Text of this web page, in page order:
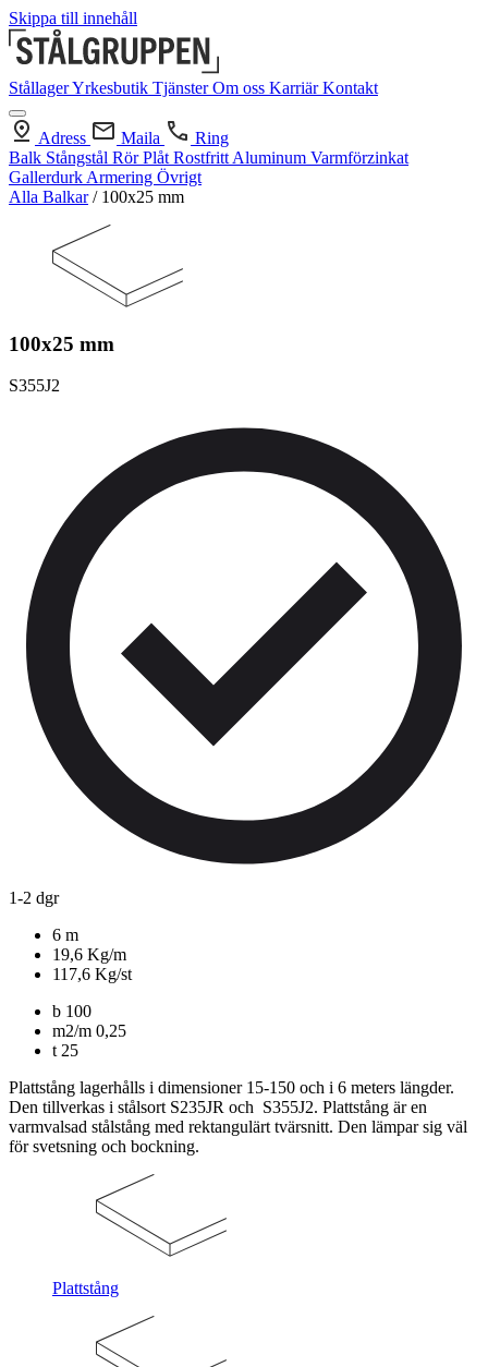
Skippa till innehåll
StållagerYrkesbutik TjänsterOm oss KarriärKontakt
Adress Maila
Ring
Balk Stångstål RörPlåt Rostfritt Aluminum Varmförzinkat
Gallerdurk Armering Övrigt
Alla Balkar / 100x25 mm
100x25 mm
S355J2
1-2 dgr
6 m
19,6 Kg/m
117,6 Kg/st
b 100
m2/m 0,25
t 25
Plattstång lagerhålls i dimensioner 15-150 och i 6 meters längder.
Den tillverkas i stålsort S235JR och S355J2. Plattstång är en
varmvalsad stålstång med rektangulärt tvärsnitt. Den lämpar sig väl
för svetsning och bockning.
Plattstång